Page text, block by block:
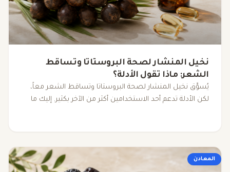
نخيل المنشار لصحة البروستاتا وتساقط
الشعر: ماذا تقول الأدلة؟
يُسوَّق نخيل المنشار لصحة البروستاتا وتساقط الشعر معاً،
لكن الأدلة تدعم أحد الاستخدامين أكثر من الآخر بكثير. إليك ما
المعادن